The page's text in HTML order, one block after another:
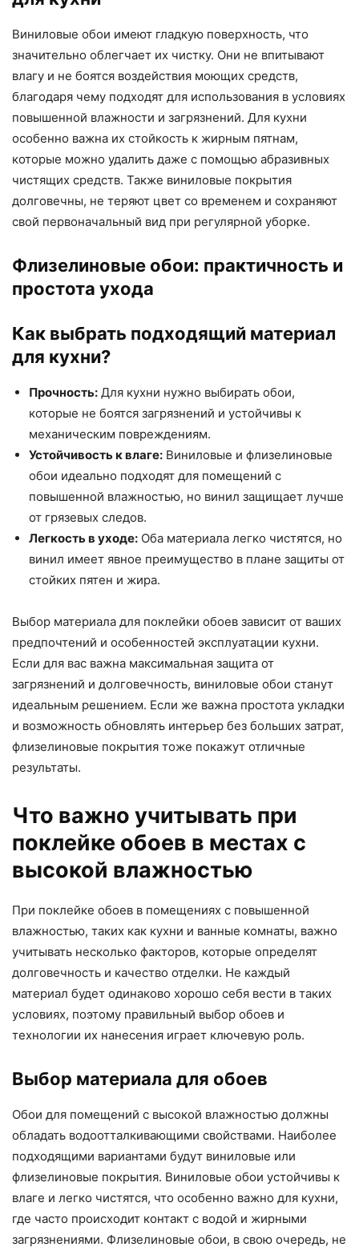
Виниловые обои имеют гладкую поверхность, что
значительно облегчает их чистку. Они не впитывают
влагу и не боятся воздействия моющих средств,
благодаря чему подходят для использования в условиях
повышенной влажности и загрязнений. Для кухни
особенно важна их стойкость к жирным пятнам,
которые можно удалить даже с помощью абразивных
чистящих средств. Также виниловые покрытия
долговечны, не теряют цвет со временем и сохраняют
свой первоначальный вид при регулярной уборке.
Флизелиновые обои: практичность и
простота ухода
Как выбрать подходящий материал
для кухни?
Прочность: Для кухни нужно выбирать обои,
которые не боятся загрязнений и устойчивы к
механическим повреждениям.
Устойчивость к влаге: Виниловые и флизелиновые
обои идеально подходят для помещений с
повышенной влажностью, но винил защищает лучше
от грязевых следов.
Легкость в уходе: Оба материала легко чистятся, но
винил имеет явное преимущество в плане защиты от
стойких пятен и жира.
Выбор материала для поклейки обоев зависит от ваших
предпочтений и особенностей эксплуатации кухни.
Если для вас важна максимальная защита от
загрязнений и долговечность, виниловые обои станут
идеальным решением. Если же важна простота укладки
и возможность обновлять интерьер без больших затрат,
флизелиновые покрытия тоже покажут отличные
результаты.
Что важно учитывать при
поклейке обоев в местах с
высокой влажностью
При поклейке обоев в помещениях с повышенной
влажностью, таких как кухни и ванные комнаты, важно
учитывать несколько факторов, которые определят
долговечность и качество отделки. Не каждый
материал будет одинаково хорошо себя вести в таких
условиях, поэтому правильный выбор обоев и
технологии их нанесения играет ключевую роль.
Выбор материала для обоев
Обои для помещений с высокой влажностью должны
обладать водоотталкивающими свойствами. Наиболее
подходящими вариантами будут виниловые или
флизелиновые покрытия. Виниловые обои устойчивы к
влаге и легко чистятся, что особенно важно для кухни,
где часто происходит контакт с водой и жирными
загрязнениями. Флизелиновые обои, в свою очередь, не